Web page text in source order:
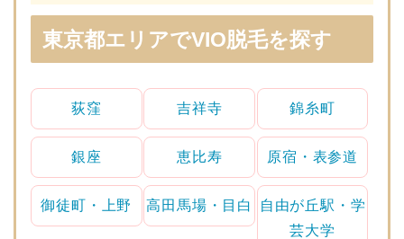
東京都エリアでVIO脱毛を探す
荻窪 吉祥寺 錦糸町
銀座 恵比寿 原宿・表参道
御徒町・上野 高田馬場・目白
自由が丘駅・学
芸大学